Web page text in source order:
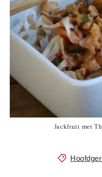
Jackfruit met